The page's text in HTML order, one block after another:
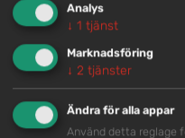
Trygg rådgivning
Våra hjälpsamma
branschen.
Analys
↓ 1 tjänst
Marknadsföring
↓ 2 tjänster
Ändra för alla appar
Använd detta reglage